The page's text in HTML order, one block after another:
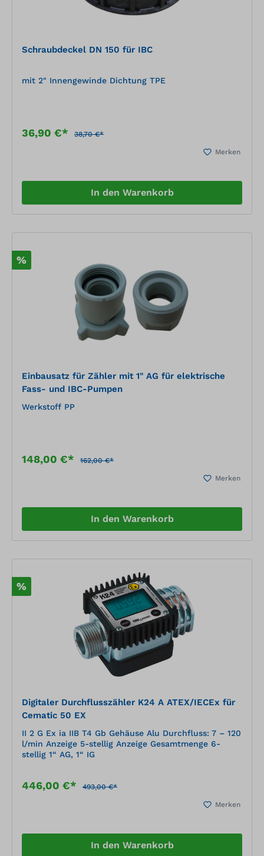
Schraubdeckel DN 150 für IBC
mit 2" Innengewinde Dichtung TPE
36,90 €* 38,70 €*
Merken
In den Warenkorb
%
Einbausatz für Zähler mit 1" AG für elektrische
Fass- und IBC-Pumpen
Werkstoff PP
148,00 €* 162,00 €*
Merken
In den Warenkorb
%
Digitaler Durchflusszähler K24 A ATEX/IECEx für
Cematic 50 EX
II 2 G Ex ia IIB T4 Gb Gehäuse Alu Durchfluss: 7 – 120
l/min Anzeige 5-stellig Anzeige Gesamtmenge 6-
stellig 1“ AG, 1“ IG
446,00 €* 493,00 €*
Merken
In den Warenkorb